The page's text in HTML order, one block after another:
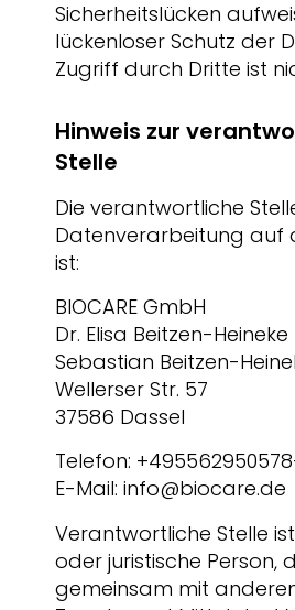
Sicherheitslücken
lückenloser Schutz der
Zugriff durch Dritte ist
Hinweis zur
Stelle
Die verantwortliche
Datenverarbeitung auf
ist:
BIOCARE GmbH
Dr. Elisa Beitzen-Heineke
Sebastian Beitzen-
Wellerser Str. 57
37586 Dassel
Telefon:
E-Mail: info@biocare.de
Verantwortliche Stelle
oder juristische Person,
gemeinsam mit